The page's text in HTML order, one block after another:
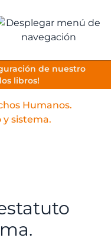
de nuestro
libros!
VOLVER
Humanos.
sistema.